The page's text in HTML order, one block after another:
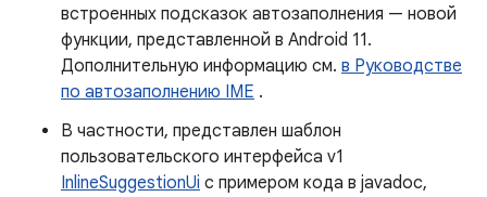
встроенных подсказок автозаполнения — новой
функции, представленной в Android 11.
Дополнительную информацию см. в Руководстве
по автозаполнению IME .
В частности, представлен шаблон
пользовательского интерфейса v1
InlineSuggestionUi с примером кода в javadoc,